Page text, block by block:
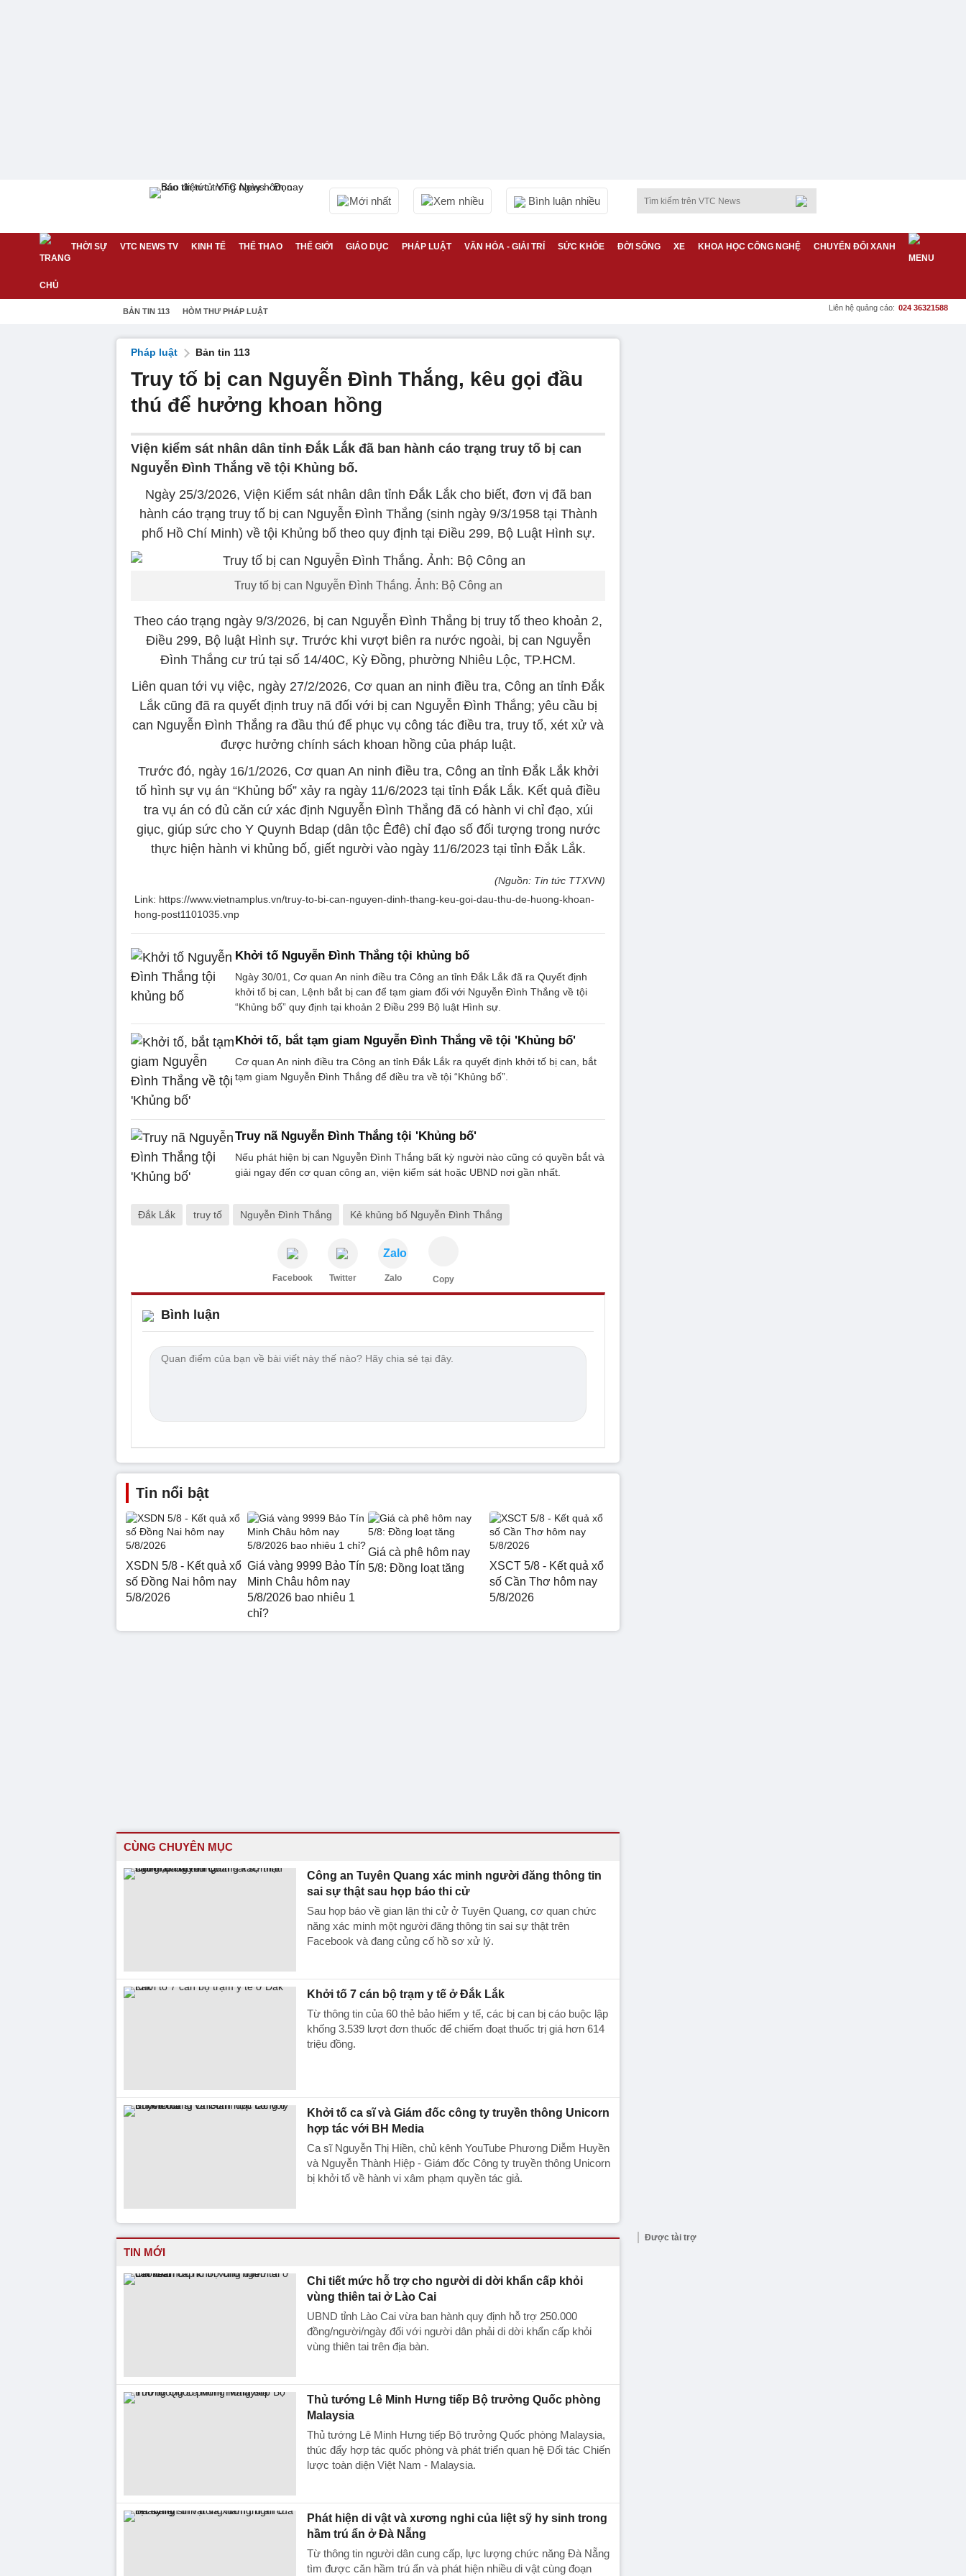
Mới nhất Xem nhiều Bình luận nhiều
THỜI SỰ VTC NEWS TV KINH TẾ THỂ THAO THẾ GIỚI GIÁO DỤC PHÁP LUẬT VĂN HÓA - GIẢI TRÍ SỨC KHỎE ĐỜI SỐNG XE KHOA HỌC CÔNG NGHỆ CHUYỂN ĐỔI XANH
BẢN TIN 113 HÒM THƯ PHÁP LUẬT Liên hệ quảng cáo: 024 36321588
Pháp luật Bản tin 113
Truy tố bị can Nguyễn Đình Thắng, kêu gọi đầu
thú để hưởng khoan hồng
Viện kiểm sát nhân dân tỉnh Đắk Lắk đã ban hành cáo trạng truy tố bị can
Nguyễn Đình Thắng về tội Khủng bố.
Ngày 25/3/2026, Viện Kiểm sát nhân dân tỉnh Đắk Lắk cho biết, đơn vị đã ban
hành cáo trạng truy tố bị can Nguyễn Đình Thắng (sinh ngày 9/3/1958 tại Thành
phố Hồ Chí Minh) về tội Khủng bố theo quy định tại Điều 299, Bộ Luật Hình sự.
Truy tố bị can Nguyễn Đình Thắng. Ảnh: Bộ Công an
Theo cáo trạng ngày 9/3/2026, bị can Nguyễn Đình Thắng bị truy tố theo khoản 2,
Điều 299, Bộ luật Hình sự. Trước khi vượt biên ra nước ngoài, bị can Nguyễn
Đình Thắng cư trú tại số 14/40C, Kỳ Đồng, phường Nhiêu Lộc, TP.HCM.
Liên quan tới vụ việc, ngày 27/2/2026, Cơ quan an ninh điều tra, Công an tỉnh Đắk
Lắk cũng đã ra quyết định truy nã đối với bị can Nguyễn Đình Thắng; yêu cầu bị
can Nguyễn Đình Thắng ra đầu thú để phục vụ công tác điều tra, truy tố, xét xử và
được hưởng chính sách khoan hồng của pháp luật.
Trước đó, ngày 16/1/2026, Cơ quan An ninh điều tra, Công an tỉnh Đắk Lắk khởi
tố hình sự vụ án “Khủng bố” xảy ra ngày 11/6/2023 tại tỉnh Đắk Lắk. Kết quả điều
tra vụ án có đủ căn cứ xác định Nguyễn Đình Thắng đã có hành vi chỉ đạo, xúi
giục, giúp sức cho Y Quynh Bdap (dân tộc Êđê) chỉ đạo số đối tượng trong nước
thực hiện hành vi khủng bố, giết người vào ngày 11/6/2023 tại tỉnh Đắk Lắk.
(Nguồn: Tin tức TTXVN)
Link: https://www.vietnamplus.vn/truy-to-bi-can-nguyen-dinh-thang-keu-goi-dau-thu-de-huong-khoan-
hong-post1101035.vnp
Khởi tố Nguyễn Đình Thắng tội khủng bố
Ngày 30/01, Cơ quan An ninh điều tra Công an tỉnh Đắk Lắk đã ra Quyết định
khởi tố bị can, Lệnh bắt bị can để tạm giam đối với Nguyễn Đình Thắng về tội
“Khủng bố” quy định tại khoản 2 Điều 299 Bộ luật Hình sự.
Khởi tố, bắt tạm giam Nguyễn Đình Thắng về tội 'Khủng bố'
Cơ quan An ninh điều tra Công an tỉnh Đắk Lắk ra quyết định khởi tố bị can, bắt
tạm giam Nguyễn Đình Thắng để điều tra về tội “Khủng bố”.
Truy nã Nguyễn Đình Thắng tội 'Khủng bố'
Nếu phát hiện bị can Nguyễn Đình Thắng bất kỳ người nào cũng có quyền bắt và
giải ngay đến cơ quan công an, viện kiểm sát hoặc UBND nơi gần nhất.
Đắk Lắk truy tố Nguyễn Đình Thắng Kẻ khủng bố Nguyễn Đình Thắng
Facebook Twitter
Zalo
Zalo Copy
Bình luận
Tin nổi bật
XSDN 5/8 - Kết quả xổ
số Đồng Nai hôm nay
5/8/2026
Giá vàng 9999 Bảo Tín
Minh Châu hôm nay
5/8/2026 bao nhiêu 1
chỉ?
Giá cà phê hôm nay
5/8: Đồng loạt tăng
XSCT 5/8 - Kết quả xổ
số Cần Thơ hôm nay
5/8/2026
CÙNG CHUYÊN MỤC
Công an Tuyên Quang xác minh người đăng thông tin
sai sự thật sau họp báo thi cử
Sau họp báo về gian lận thi cử ở Tuyên Quang, cơ quan chức
năng xác minh một người đăng thông tin sai sự thật trên
Facebook và đang củng cố hồ sơ xử lý.
Khởi tố 7 cán bộ trạm y tế ở Đắk Lắk
Từ thông tin của 60 thẻ bảo hiểm y tế, các bị can bị cáo buộc lập
khống 3.539 lượt đơn thuốc để chiếm đoạt thuốc trị giá hơn 614
triệu đồng.
Khởi tố ca sĩ và Giám đốc công ty truyền thông Unicorn
hợp tác với BH Media
Ca sĩ Nguyễn Thị Hiền, chủ kênh YouTube Phương Diễm Huyền
và Nguyễn Thành Hiệp - Giám đốc Công ty truyền thông Unicorn
bị khởi tố về hành vi xâm phạm quyền tác giả.
TIN MỚI
Chi tiết mức hỗ trợ cho người di dời khẩn cấp khỏi
vùng thiên tai ở Lào Cai
UBND tỉnh Lào Cai vừa ban hành quy định hỗ trợ 250.000
đồng/người/ngày đối với người dân phải di dời khẩn cấp khỏi
vùng thiên tai trên địa bàn.
Thủ tướng Lê Minh Hưng tiếp Bộ trưởng Quốc phòng
Malaysia
Thủ tướng Lê Minh Hưng tiếp Bộ trưởng Quốc phòng Malaysia,
thúc đẩy hợp tác quốc phòng và phát triển quan hệ Đối tác Chiến
lược toàn diện Việt Nam - Malaysia.
Phát hiện di vật và xương nghi của liệt sỹ hy sinh trong
hầm trú ẩn ở Đà Nẵng
Từ thông tin người dân cung cấp, lực lượng chức năng Đà Nẵng
tìm được căn hầm trú ẩn và phát hiện nhiều di vật cùng đoạn
Được tài trợ